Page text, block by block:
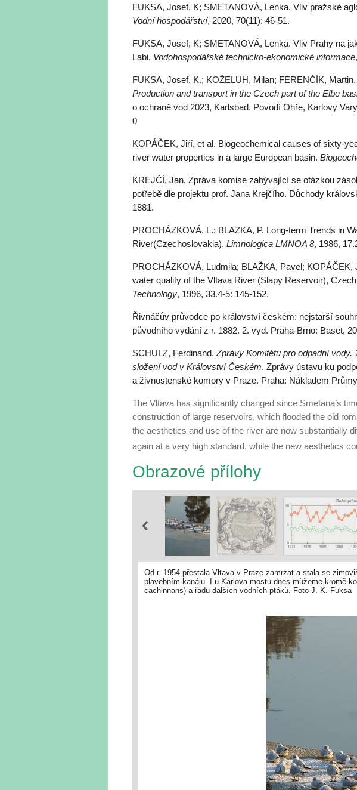
FUKSA, Josef, K; SMETANOVÁ, Lenka. Vliv pražské
Vodní hospodářství, 2020, 70(11): 46-51.
FUKSA, Josef, K; SMETANOVÁ, Lenka. Vliv Prahy na
Labi. Vodohospodářské technicko-ekonomické informace
FUKSA, Josef, K.; KOŽELUH, Milan; FERENČÍK, Martin.
Production and transport in the Czech part of the Elbe
o ochraně vod 2023, Karlsbad. Povodí Ohře, Karlovy
0
KOPÁČEK, Jiří, et al. Biogeochemical causes of sixty-
river water properties in a large European basin.
KREJČÍ, Jan. Zpráva komise zabývající se otázkou
potřebě dle projektu prof. Jana Krejčího. Důchody
1881.
PROCHÁZKOVÁ, L.; BLAZKA, P. Long-term Trends in
River(Czechoslovakia). Limnologica LMNOA 8, 1986,
PROCHÁZKOVÁ, Ludmila; BLAŽKA, Pavel; KOPÁČEK,
water quality of the Vltava River (Slapy Reservoir),
Technology, 1996, 33.4-5: 145-152.
Řivnáčův průvodce po království českém: nejstarší
původního vydání z r. 1882. 2. vyd. Praha-Brno: Baset,
SCHULZ, Ferdinand. Zprávy Komitétu pro odpadní
složení vod v Království Českém. Zprávy ústavu ku
a živnostenské komory v Praze. Praha: Nákladem
The Vltava has significantly changed since Smetana’s
construction of large reservoirs, which floo­ded the old
the aesthetics and use of the river are now substantially
again at a very high standard, while the new aesthetics
Obrazové přílohy
Od r. 1954 přestala Vltava v Praze zamrzat a stala se
plavebním kanálu. I u Karlova mostu dnes můžeme kromě
cachinnans) a řadu dalších vodních ptáků. Foto J. K. Fuksa